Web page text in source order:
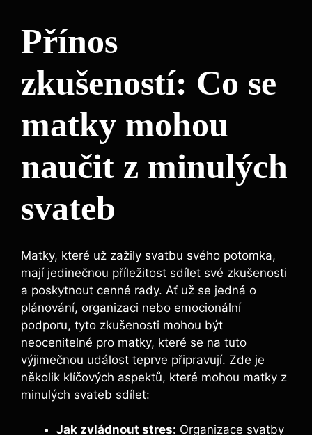
Přínos
zkušeností: Co se
matky mohou
naučit z minulých
svateb
Matky, které už zažily svatbu svého potomka,
mají jedinečnou příležitost sdílet své zkušenosti
a poskytnout cenné rady. Ať už se jedná o
plánování, organizaci nebo emocionální
podporu, tyto zkušenosti mohou být
neocenitelné pro matky, které se na tuto
výjimečnou událost teprve připravují. Zde je
několik klíčových aspektů, které mohou matky z
minulých svateb sdílet:
Jak zvládnout stres: Organizace svatby